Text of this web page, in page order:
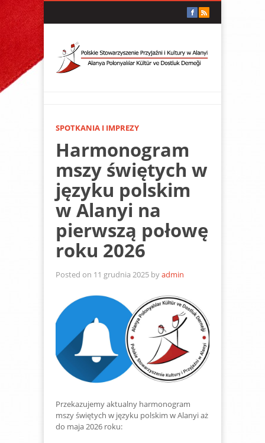
SPOTKANIA I IMPREZY
Harmonogram
mszy świętych w
języku polskim
w Alanyi na
pierwszą połowę
roku 2026
Posted on 11 grudnia 2025 byadmin
Przekazujemy aktualny harmonogram
mszy świętych w języku polskim w Alanyi aż
do maja 2026 roku: